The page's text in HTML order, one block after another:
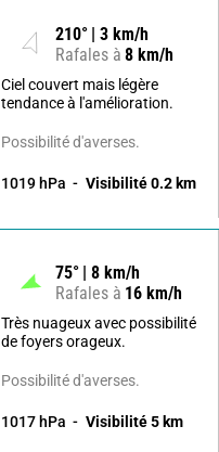
210° 3 km/h
Rafales à 8 km/h
Ciel couvert mais légère
tendance à l'amélioration.
Possibilité d'averses.
1019 hPa Visibilité 0.2 km
75° 8 km/h
Rafales à 16 km/h
Très nuageux avec possibilité
de foyers orageux.
Possibilité d'averses.
1017 hPa Visibilité 5 km